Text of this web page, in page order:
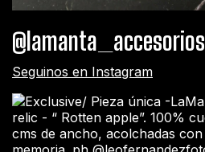
@lamanta_accesorios
Seguinos en Instagram